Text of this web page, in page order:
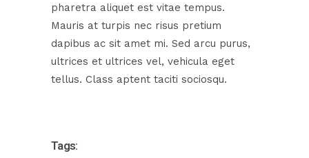
pharetra aliquet est vitae tempus.
Mauris at turpis nec risus pretium
dapibus ac sit amet mi. Sed arcu purus,
ultrices et ultrices vel, vehicula eget
tellus. Class aptent taciti sociosqu.
Tags: